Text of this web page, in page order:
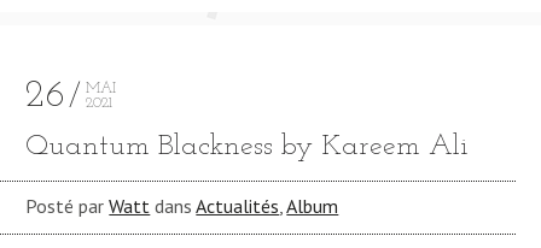
26
MAI
2021
Quantum Blackness by Kareem Ali
Posté parWatt dansActualités,Album